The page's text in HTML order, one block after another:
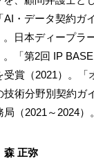
AI・データ契約ガ
日本ディープラ
「第2回 IP
賞（2021）。「
技術分野別契約ガ
（2021～2024）。
森 正弥